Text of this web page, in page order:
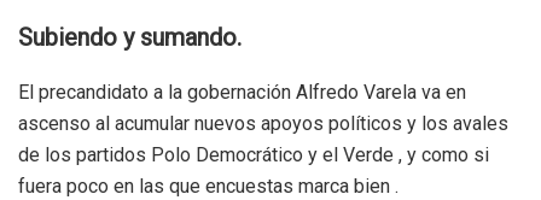
Subiendo y sumando.
El precandidato a la gobernación Alfredo Varela va en
ascenso al acumular nuevos apoyos políticos y los avales
de los partidos Polo Democrático y el Verde , y como si
fuera poco en las que encuestas marca bien .